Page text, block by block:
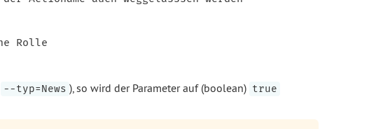
Rolle
--typ=News ), so wird der Parameter auf (boolean) true